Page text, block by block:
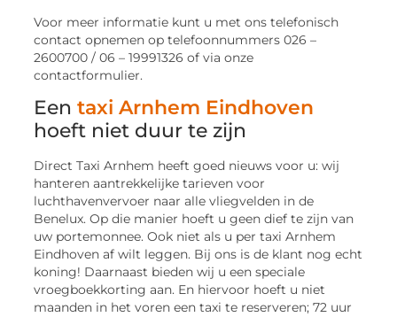
Voor meer informatie kunt u met ons telefonisch
contact opnemen op telefoonnummers 026 –
2600700 / 06 – 19991326 of via onze
contactformulier.
Eentaxi Arnhem Eindhoven
hoeft niet duur te zijn
Direct Taxi Arnhem heeft goed nieuws voor u: wij
hanteren aantrekkelijke tarieven voor
luchthavenvervoer naar alle vliegvelden in de
Benelux. Op die manier hoeft u geen dief te zijn van
uw portemonnee. Ook niet als u per taxi Arnhem
Eindhoven af wilt leggen. Bij ons is de klant nog echt
koning! Daarnaast bieden wij u een speciale
vroegboekkorting aan. En hiervoor hoeft u niet
maanden in het voren een taxi te reserveren; 72 uur